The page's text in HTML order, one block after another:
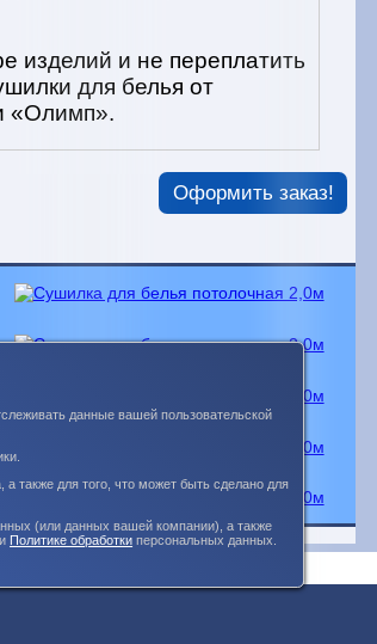
изделий и не переплатить
для белья от
«Олимп».
Оформить заказ!
данные вашей пользовательской
также для того, что может быть сделано для
(или данных вашей компании), а также
Политике обработки персональных данных.